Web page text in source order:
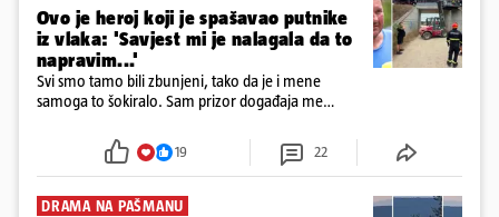
Ovo je heroj koji je spašavao putnike
iz vlaka: 'Savjest mi je nalagala da to
napravim...'
Svi smo tamo bili zbunjeni, tako da je i mene
samoga to šokiralo. Sam prizor događaja me
19 22
DRAMA NA PAŠMANU